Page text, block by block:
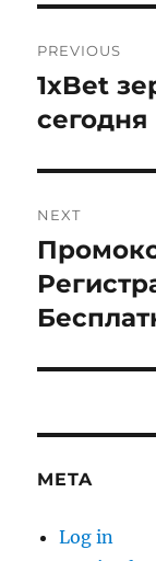
PREVIOUS
Previous
post:
1xBet
сегодня
NEXT
Next
post:
META
Log in